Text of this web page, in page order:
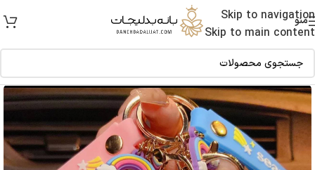
Skip to navigation
Skip to main content
منو